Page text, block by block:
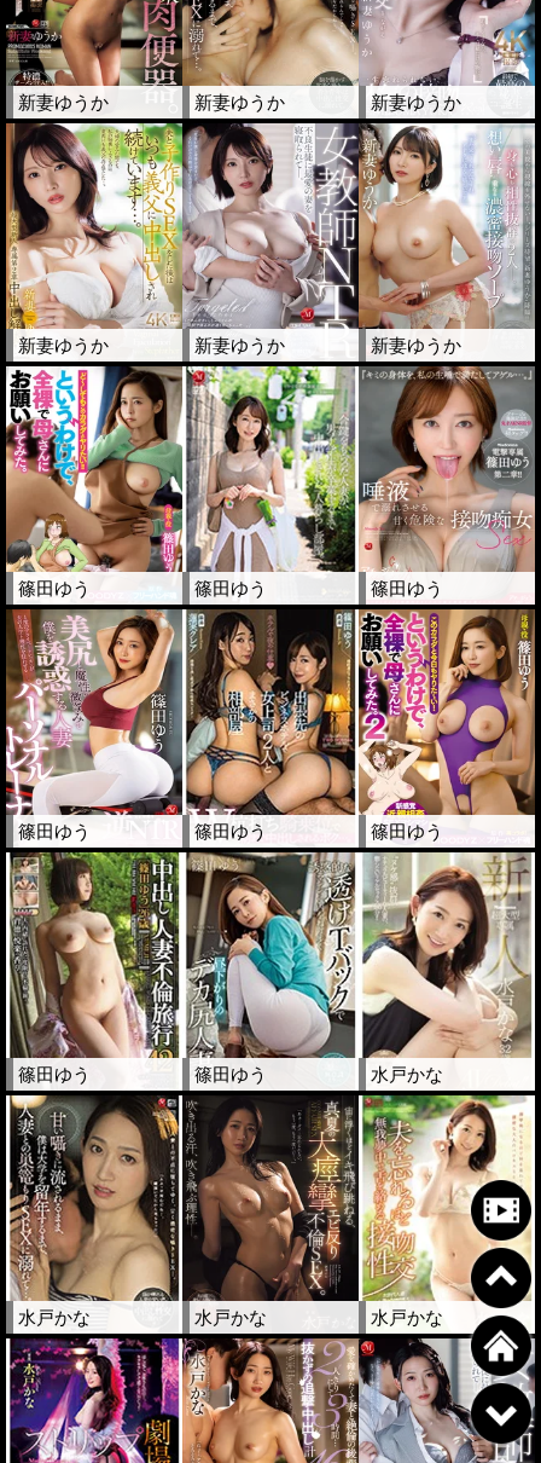
新妻ゆうか 新妻ゆうか 新妻ゆうか
新妻ゆうか 新妻ゆうか 新妻ゆうか
篠田ゆう 篠田ゆう 篠田ゆう
篠田ゆう 篠田ゆう 篠田ゆう
篠田ゆう 篠田ゆう 水戸かな
水戸かな 水戸かな 水戸かな